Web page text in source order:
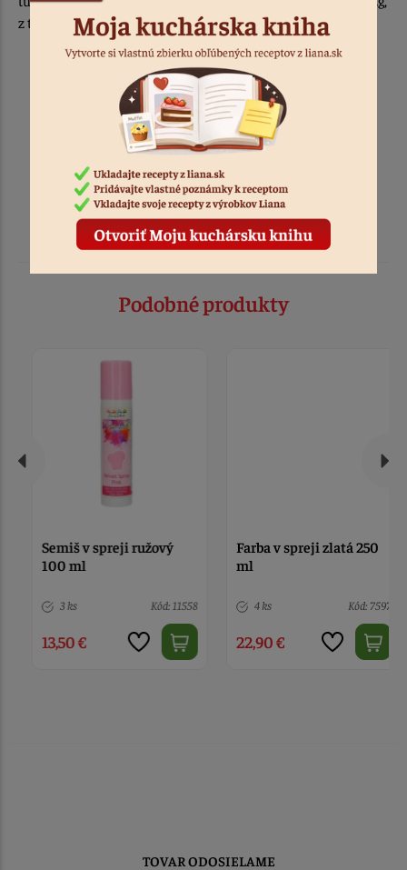
z toho cukry 0g, Proteiny 0,1g, Bielkoviny 0g, Soľ 0g.
farba: červená
krajina pôvodu: EU
Podobné produkty
Semiš v spreji ružový
100 ml
3 ks Kód: 11558
13,50 €
Farba v spreji zlatá 250
ml
4 ks Kód: 7597
22,90 €
TOVAR ODOSIELAME